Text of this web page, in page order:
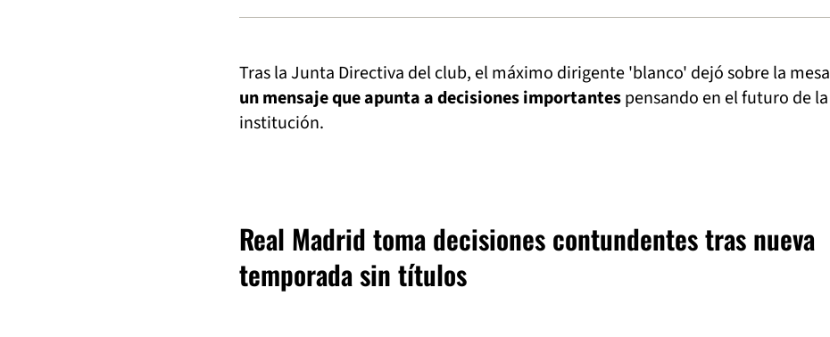
Tras la Junta Directiva del club, el máximo dirigente 'blanco' dejó sobre la mesa
un mensaje que apunta a decisiones importantespensando en el futuro de la
institución.
Real Madrid toma decisiones contundentes tras nueva
temporada sin títulos